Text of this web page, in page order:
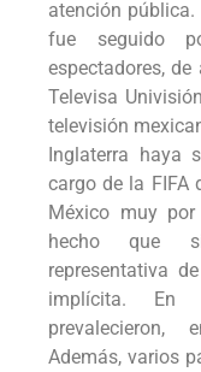
atención
fue seguido
espectadores,
Televisa
televisión
Inglaterra haya
cargo de la FIFA
México muy
hecho que
representativa
implícita. En
prevalecieron,
Además, varios